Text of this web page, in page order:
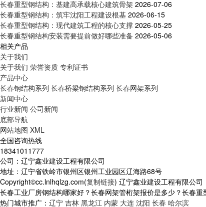
长春重型钢结构：基建高承载核心建筑骨架 2026-07-06
长春重型钢结构：筑牢沈阳工程建设根基 2026-06-15
长春重型钢结构：现代建筑工程的核心支撑 2026-05-25
长春重型钢结构安装需要提前做好哪些准备 2026-05-06
相关产品
关于我们
关于我们 荣誉资质 专利证书
产品中心
长春钢结构系列 长春桥梁钢结构系列 长春网架系列
新闻中心
行业新闻 公司新闻
底部导航
网站地图 XML
全国咨询热线
18341011777
公司：辽宁鑫业建设工程有限公司
地址：辽宁省铁岭市银州区银州工业园区辽海路68号
Copyright©cc.lnlhqlzg.com(复制链接) 辽宁鑫业建设工程有限公司
长春工业厂房钢结构哪家好？长春网架管桁架报价是多少？长春
热门城市推广： 辽宁 吉林 黑龙江 内蒙 大连 沈阳 长春 哈尔滨